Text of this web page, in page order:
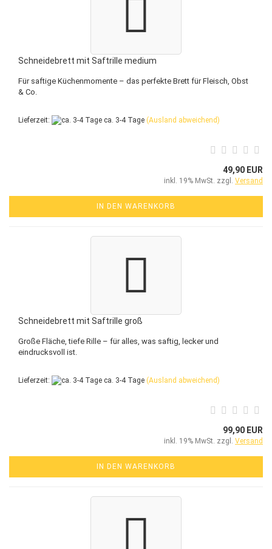
Schneidebrett mit Saftrille medium
Für saftige Küchenmomente – das perfekte Brett für Fleisch, Obst
& Co.
Lieferzeit: ca. 3-4 Tage (Ausland abweichend)
49,90 EUR
inkl. 19% MwSt. zzgl. Versand
IN DEN WARENKORB
Schneidebrett mit Saftrille groß
Große Fläche, tiefe Rille – für alles, was saftig, lecker und
eindrucksvoll ist.
Lieferzeit: ca. 3-4 Tage (Ausland abweichend)
99,90 EUR
inkl. 19% MwSt. zzgl. Versand
IN DEN WARENKORB